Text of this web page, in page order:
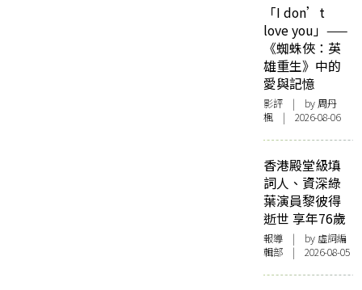
「I don’t
love you」——
《蜘蛛俠：英
雄重生》中的
愛與記憶
影評 | by周丹
楓 | 2026-08-06
香港殿堂級填
詞人、資深綠
葉演員黎彼得
逝世 享年76歲
報導 | by 虛詞編
輯部 | 2026-08-05